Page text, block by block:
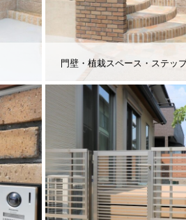
門壁・植栽スペース・ステッ